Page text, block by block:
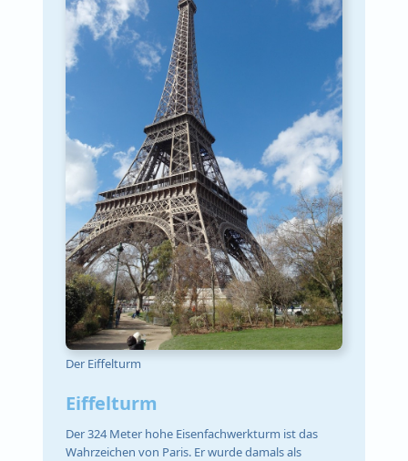
Der Eiffelturm
Eiffelturm
Der 324 Meter hohe Eisenfachwerkturm ist das
Wahrzeichen von Paris. Er wurde damals als